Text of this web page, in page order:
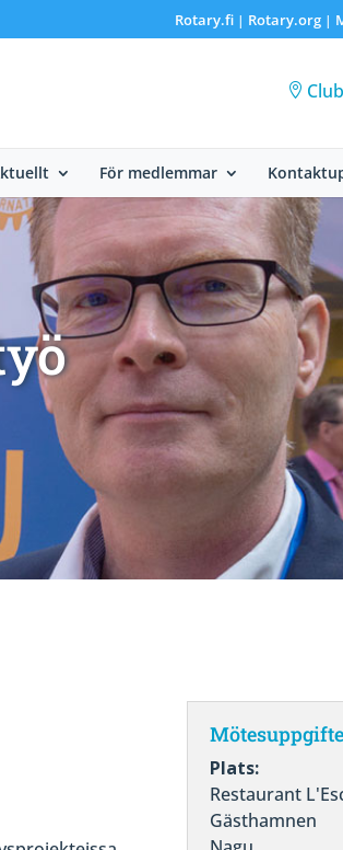
Rotary.fi| Rotary.org|
För medlemmar
Plats:
Restaurant
Gästhamnen